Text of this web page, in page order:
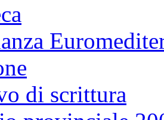
di scrittura